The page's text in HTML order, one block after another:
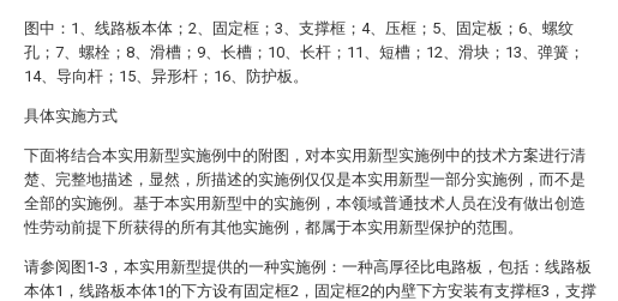
图中：1、线路板本体；2、固定框；3、支撑框；4、压框；5、固定板；6、螺纹
孔；7、螺栓；8、滑槽；9、长槽；10、长杆；11、短槽；12、滑块；13、弹簧；
14、导向杆；15、异形杆；16、防护板。
具体实施方式
下面将结合本实用新型实施例中的附图，对本实用新型实施例中的技术方案进行清
楚、完整地描述，显然，所描述的实施例仅仅是本实用新型一部分实施例，而不是
全部的实施例。基于本实用新型中的实施例，本领域普通技术人员在没有做出创造
性劳动前提下所获得的所有其他实施例，都属于本实用新型保护的范围。
请参阅图1-3，本实用新型提供的一种实施例：一种高厚径比电路板，包括：线路板
本体1，线路板本体1的下方设有固定框2，固定框2的内壁下方安装有支撑框3，支撑